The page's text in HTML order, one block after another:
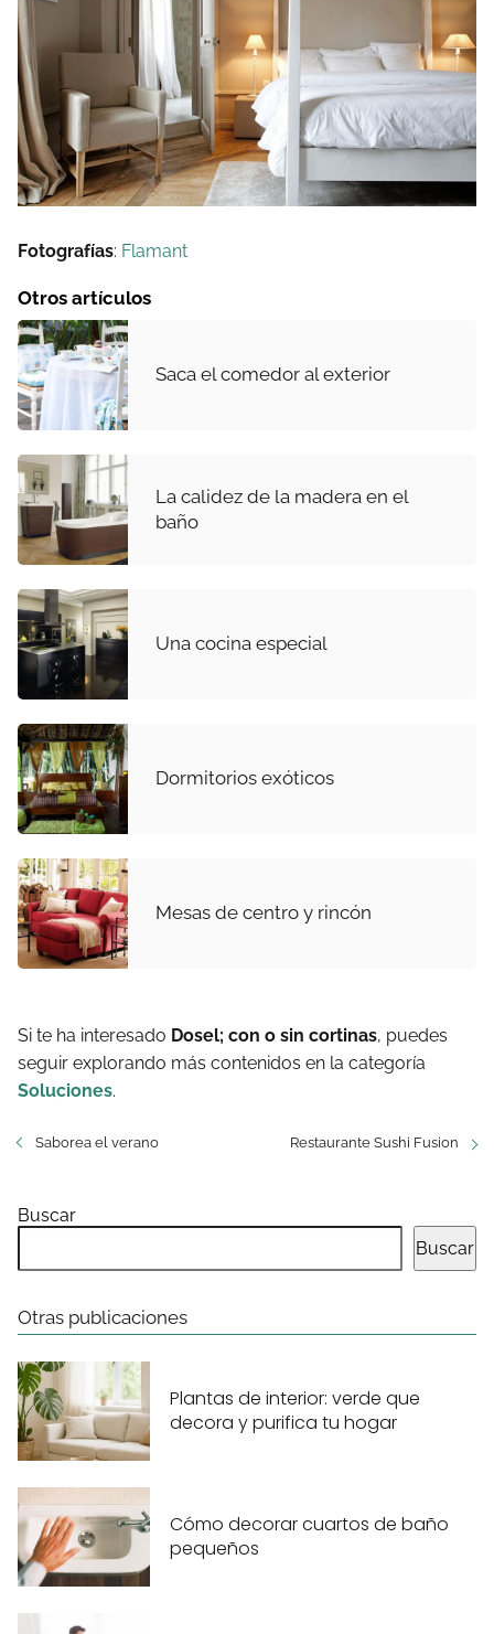
Fotografías: Flamant
Otros artículos
Saca el comedor al exterior
La calidez de la madera en el
baño
Una cocina especial
Dormitorios exóticos
Mesas de centro y rincón
Si te ha interesado Dosel; con o sin cortinas, puedes
seguir explorando más contenidos en la categoría
Soluciones.
Saborea el verano Restaurante Sushi Fusion
Buscar
Buscar
Otras publicaciones
Plantas de interior: verde que
decora y purifica tu hogar
Cómo decorar cuartos de baño
pequeños